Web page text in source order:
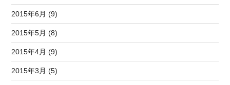
2015年6月 (9)
2015年5月 (8)
2015年4月 (9)
2015年3月 (5)